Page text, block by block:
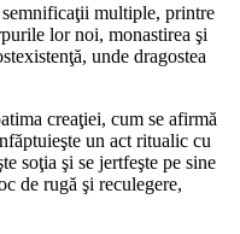
multiple, printre
lor noi, monastirea şi
unde dragostea
creaţiei, cum se afirmă
un act ritualic cu
soţia şi se jertfeşte pe sine
de rugă şi reculegere,